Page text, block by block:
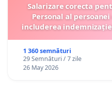
Salarizare corecta
Personal al
includerea
1 360 semnături
29 Semnături / 7 zile
26 May 2026